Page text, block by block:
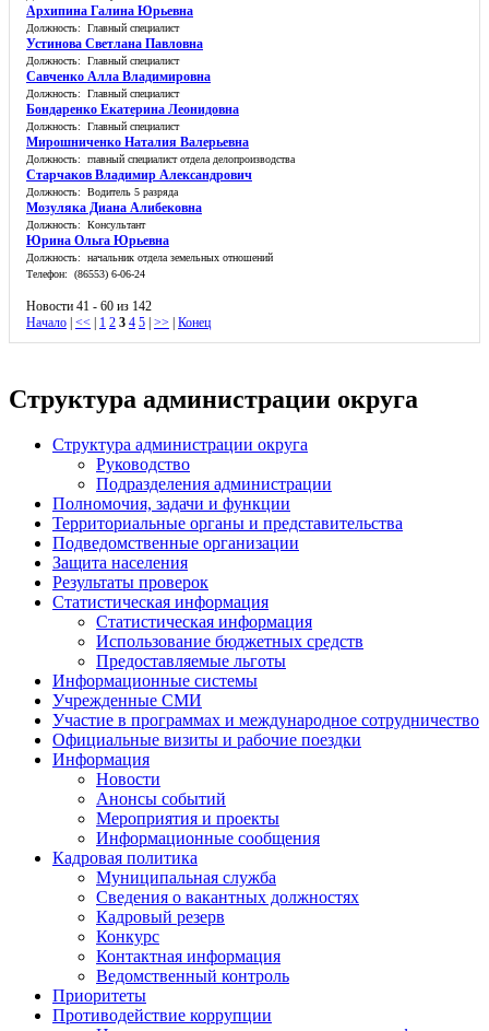
Архипина Галина Юрьевна
Должность: Главный специалист
Устинова Светлана Павловна
Должность: Главный специалист
Савченко Алла Владимировна
Должность: Главный специалист
Бондаренко Екатерина Леонидовна
Должность: Главный специалист
Мирошниченко Наталия Валерьевна
Должность: главный специалист отдела делопроизводства
Старчаков Владимир Александрович
Должность: Водитель 5 разряда
Мозуляка Диана Алибековна
Должность: Консультант
Юрина Ольга Юрьевна
Должность: начальник отдела земельных отношений
Телефон: (86553) 6-06-24
Новости 41 - 60 из 142
Начало | << | 1 2 3 4 5 | >> | Конец
Структура администрации округа
Структура администрации округа
Руководство
Подразделения администрации
Полномочия, задачи и функции
Территориальные органы и представительства
Подведомственные организации
Защита населения
Результаты проверок
Статистическая информация
Статистическая информация
Использование бюджетных средств
Предоставляемые льготы
Информационные системы
Учрежденные СМИ
Участие в программах и международное сотрудничество
Официальные визиты и рабочие поездки
Информация
Новости
Анонсы событий
Мероприятия и проекты
Информационные сообщения
Кадровая политика
Муниципальная служба
Сведения о вакантных должностях
Кадровый резерв
Конкурс
Контактная информация
Ведомственный контроль
Приоритеты
Противодействие коррупции